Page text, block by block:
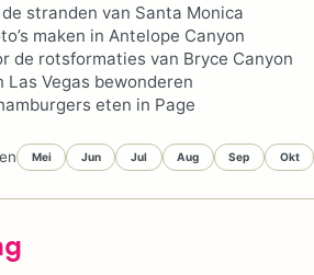
stranden van Santa Monica
maken in Antelope Canyon
de rotsformaties van Bryce Canyon
Las Vegas bewonderen
eten in Page
Mei Jun Jul Aug Sep Okt